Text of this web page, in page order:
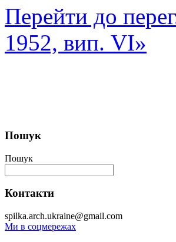
Перейти до
1952, вип. VI»
Пошук
Пошук
Контакти
spilka.arch.ukraine@gmail.com
Ми в соцмережах